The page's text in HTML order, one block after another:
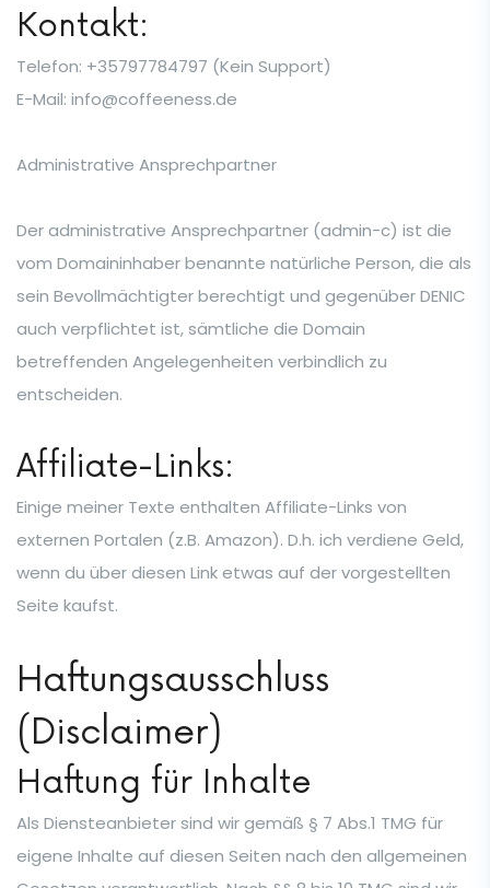
Kontakt:
Telefon: +35797784797 (Kein Support)
E-Mail: info@coffeeness.de
Administrative Ansprechpartner
Der administrative Ansprechpartner (admin-c) ist die
vom Domaininhaber benannte natürliche Person, die als
sein Bevollmächtigter berechtigt und gegenüber DENIC
auch verpflichtet ist, sämtliche die Domain
betreffenden Angelegenheiten verbindlich zu
entscheiden.
Affiliate-Links:
Einige meiner Texte enthalten Affiliate-Links von
externen Portalen (z.B. Amazon). D.h. ich verdiene Geld,
wenn du über diesen Link etwas auf der vorgestellten
Seite kaufst.
Haftungsausschluss
(Disclaimer)
Haftung für Inhalte
Als Diensteanbieter sind wir gemäß § 7 Abs.1 TMG für
eigene Inhalte auf diesen Seiten nach den allgemeinen